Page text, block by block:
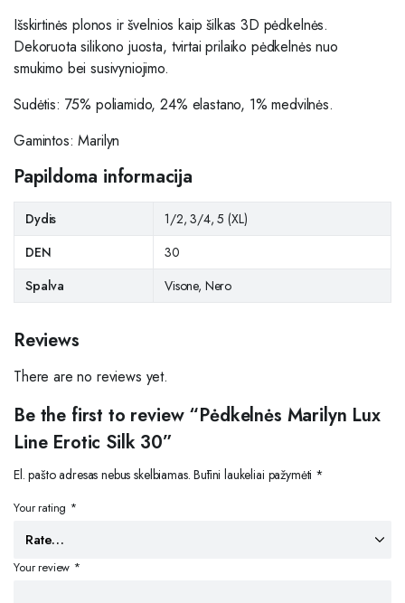
Išskirtinės plonos ir švelnios kaip šilkas 3D pėdkelnės.
Dekoruota silikono juosta, tvirtai prilaiko pėdkelnės nuo
smukimo bei susivyniojimo.
Sudėtis: 75% poliamido, 24% elastano, 1% medvilnės.
Gamintos: Marilyn
Papildoma informacija
Dydis
1/2, 3/4, 5 (XL)
DEN
30
Spalva
Visone, Nero
Reviews
There are no reviews yet.
Be the first to review “Pėdkelnės Marilyn Lux
Line Erotic Silk 30”
El. pašto adresas nebus skelbiamas. Būtini laukeliai pažymėti *
Your rating *
Your review *